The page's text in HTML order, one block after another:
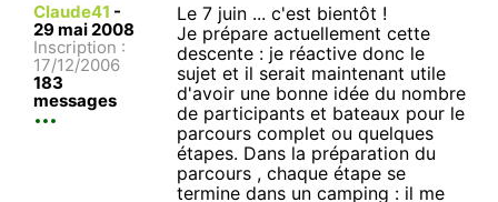
Claude41 -
29 mai 2008
Inscription :
17/12/2006
183
messages
Le 7 juin ... c'est bientôt !
Je prépare actuellement cette
descente : je réactive donc le
sujet et il serait maintenant utile
d'avoir une bonne idée du nombre
de participants et bateaux pour le
parcours complet ou quelques
étapes. Dans la préparation du
parcours , chaque étape se
termine dans un camping : il me